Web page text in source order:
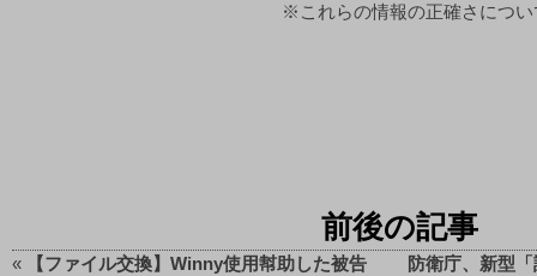
※これらの情報の正確さにつ
前後の記事
«
【ファイル交換】Winny使用幇助した被告
防衛庁、新型